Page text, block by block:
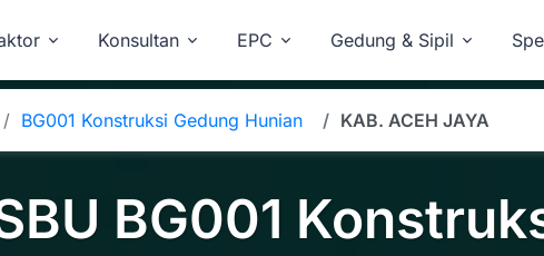
Konsultan EPC Gedung & Sipil
BG001 Konstruksi Gedung Hunian KAB. ACEH JAYA
BG001